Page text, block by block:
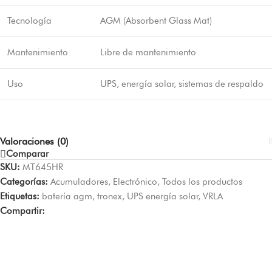
Tecnología AGM (Absorbent Glass Mat)
Mantenimiento Libre de mantenimiento
Uso UPS, energía solar, sistemas de respaldo
Valoraciones (0)
Comparar
SKU: MT645HR
Categorías: Acumuladores, Electrónico, Todos los productos
Etiquetas: batería agm, tronex, UPS energía solar, VRLA
Compartir: